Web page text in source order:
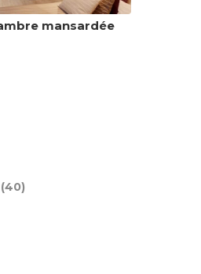
mansardée
(40)